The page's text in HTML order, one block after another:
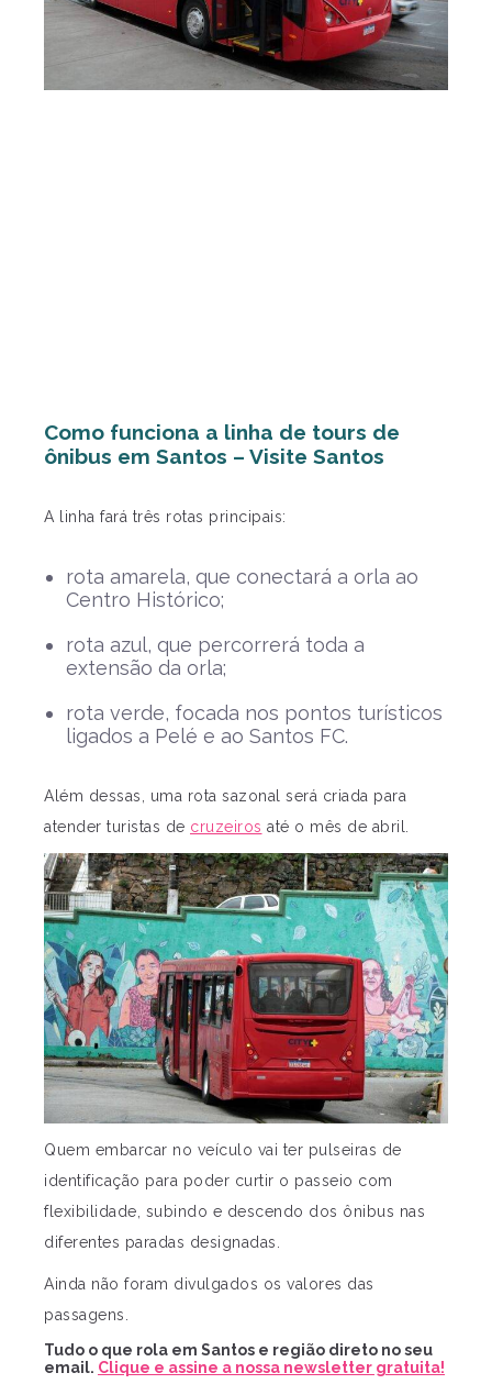
Como funciona a linha de tours de
ônibus em Santos – Visite Santos
A linha fará três rotas principais:
rota amarela, que conectará a orla ao
Centro Histórico;
rota azul, que percorrerá toda a
extensão da orla;
rota verde, focada nos pontos turísticos
ligados a Pelé e ao Santos FC.
Além dessas, uma rota sazonal será criada para
atender turistas de cruzeiros até o mês de abril.
Quem embarcar no veículo vai ter pulseiras de
identificação para poder curtir o passeio com
flexibilidade, subindo e descendo dos ônibus nas
diferentes paradas designadas.
Ainda não foram divulgados os valores das
passagens.
Tudo o que rola em Santos e região direto no seu
email. Clique e assine a nossa newsletter gratuita!